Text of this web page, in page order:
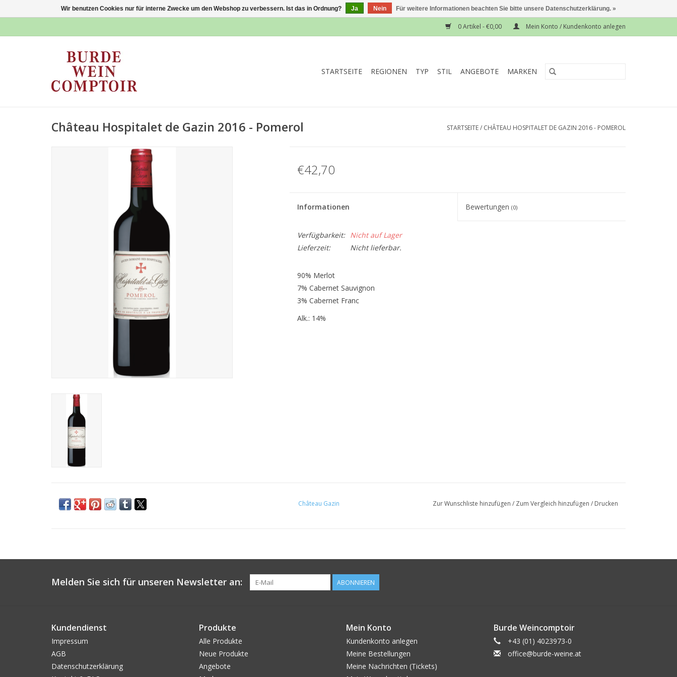
0 Artikel - €0,00 Mein Konto / Kundenkonto anlegen
STARTSEITE REGIONEN TYP STIL ANGEBOTE MARKEN
Château Hospitalet de Gazin 2016 - Pomerol STARTSEITE/ CHÂTEAU HOSPITALET DE GAZIN 2016 - POMEROL
€42,70
Informationen Bewertungen(0)
Verfügbarkeit:
Nicht auf Lager
Lieferzeit:
Nicht lieferbar.
90% Merlot
7% Cabernet Sauvignon
3% Cabernet Franc
Alk.: 14%
Château Gazin Zur Wunschliste hinzufügen / Zum Vergleich hinzufügen / Drucken
Melden Sie sich für unseren Newsletter an: ABONNIEREN
Kundendienst
Impressum
AGB
Datenschutzerklärung
Produkte
Alle Produkte
Neue Produkte
Angebote
Mein Konto
Kundenkonto anlegen
Meine Bestellungen
Meine Nachrichten (Tickets)
Burde Weincomptoir
+43 (01) 4023973-0
office@burde-weine.at
Wir benutzen Cookies nur für interne Zwecke um den Webshop zu verbessern. Ist das in Ordnung? Ja Nein Für weitere Informationen beachten Sie bitte unsere Datenschutzerklärung. »